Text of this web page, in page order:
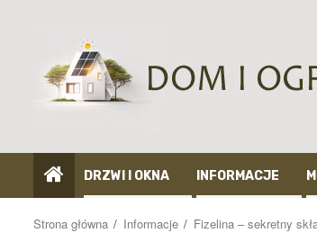
DRZWI I OKNA INFORMACJE
Strona główna Informacje Fizelina – sekretny